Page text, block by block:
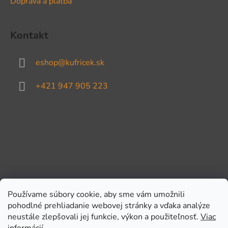
Používame súbory cookie, aby sme vám umožnili
pohodlné prehliadanie webovej stránky a vďaka analýze
neustále zlepšovali jej funkcie, výkon a použiteľnosť. Viac
Kontakt
eshop@kufricek.sk
+421 947 905 223
Prijímame online platby